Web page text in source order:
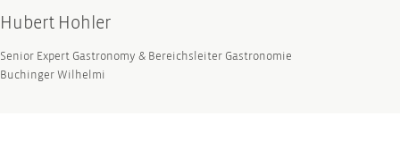
Hubert Hohler
Senior Expert Gastronomy & Bereichsleiter Gastronomie
Buchinger Wilhelmi